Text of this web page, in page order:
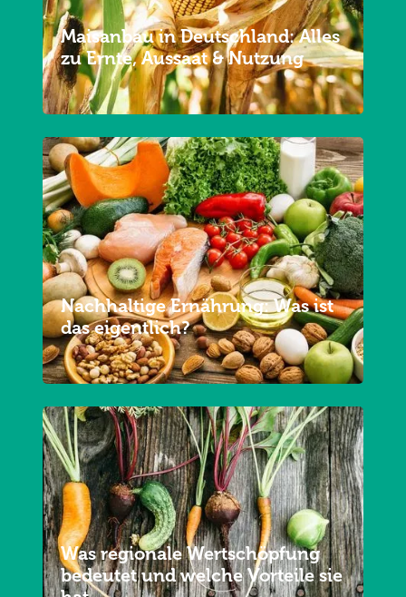
Maisanbau in Deutschland: Alles
zu Ernte, Aussaat & Nutzung
Nachhaltige Ernährung: Was ist
das eigentlich?
Was regionale Wertschöpfung
bedeutet und welche Vorteile sie